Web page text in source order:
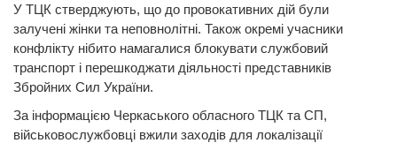
У ТЦК стверджують, що до провокативних дій були
залучені жінки та неповнолітні. Також окремі учасники
конфлікту нібито намагалися блокувати службовий
транспорт і перешкоджати діяльності представників
Збройних Сил України.
За інформацією Черкаського обласного ТЦК та СП,
військовослужбовці вжили заходів для локалізації